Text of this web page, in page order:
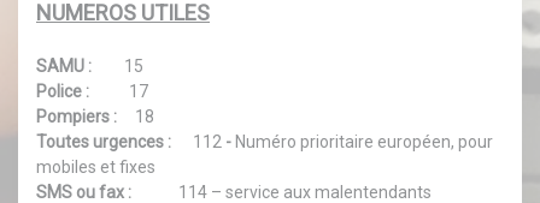
NUMEROS UTILES
SAMU : 15
Police : 17
Pompiers : 18
Toutes urgences : 112 -Numéro prioritaire européen, pour
mobiles et fixes
SMS ou fax : 114 – service aux malentendants